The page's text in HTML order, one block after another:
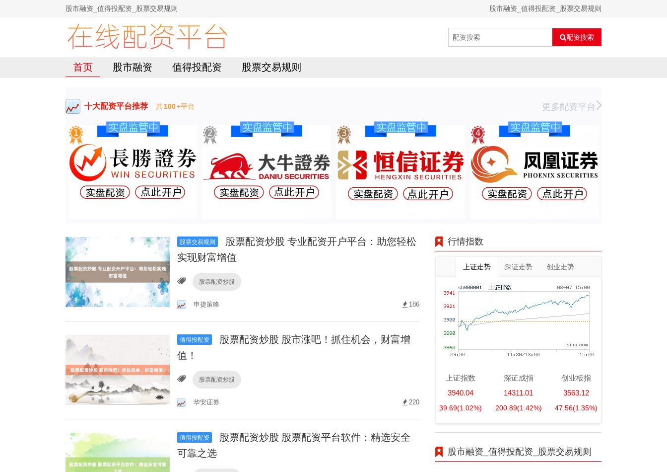
股市融资_值得投配资_股票交易规则 股市融资_值得投配资_股票交易规则
配资搜索
首页 股市融资 值得投配资 股票交易规则
十大配资平台推荐 共100+平台 更多配资平台
股票交易规则
股票配资炒股 专业配资开户平台：助您轻松
实现财富增值
股票配资炒股
申捷策略 186
值得投配资
股票配资炒股 股市涨吧！抓住机会，财富增
值！
股票配资炒股
华安证券 220
值得投配资
股票配资炒股 股票配资平台软件：精选安全
可靠之选
行情指数
上证走势 深证走势 创业走势
上证指数
3940.04
39.69(1.02%)
深证成指
14311.01
200.89(1.42%)
创业板指
3563.12
47.56(1.35%)
股市融资_值得投配资_股票交易规则